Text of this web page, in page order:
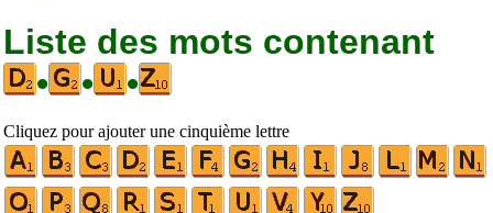
Liste des mots contenant
•
• •
Cliquez pour ajouter une cinquième lettre